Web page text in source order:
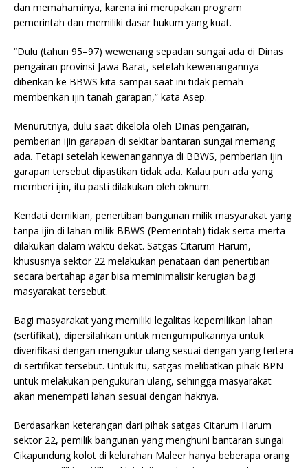
dan memahaminya, karena ini merupakan program
pemerintah dan memiliki dasar hukum yang kuat.
“Dulu (tahun 95–97) wewenang sepadan sungai ada di Dinas
pengairan provinsi Jawa Barat, setelah kewenangannya
diberikan ke BBWS kita sampai saat ini tidak pernah
memberikan ijin tanah garapan,” kata Asep.
Menurutnya, dulu saat dikelola oleh Dinas pengairan,
pemberian ijin garapan di sekitar bantaran sungai memang
ada. Tetapi setelah kewenangannya di BBWS, pemberian ijin
garapan tersebut dipastikan tidak ada. Kalau pun ada yang
memberi ijin, itu pasti dilakukan oleh oknum.
Kendati demikian, penertiban bangunan milik masyarakat yang
tanpa ijin di lahan milik BBWS (Pemerintah) tidak serta-merta
dilakukan dalam waktu dekat. Satgas Citarum Harum,
khususnya sektor 22 melakukan penataan dan penertiban
secara bertahap agar bisa meminimalisir kerugian bagi
masyarakat tersebut.
Bagi masyarakat yang memiliki legalitas kepemilikan lahan
(sertifikat), dipersilahkan untuk mengumpulkannya untuk
diverifikasi dengan mengukur ulang sesuai dengan yang tertera
di sertifikat tersebut. Untuk itu, satgas melibatkan pihak BPN
untuk melakukan pengukuran ulang, sehingga masyarakat
akan menempati lahan sesuai dengan haknya.
Berdasarkan keterangan dari pihak satgas Citarum Harum
sektor 22, pemilik bangunan yang menghuni bantaran sungai
Cikapundung kolot di kelurahan Maleer hanya beberapa orang